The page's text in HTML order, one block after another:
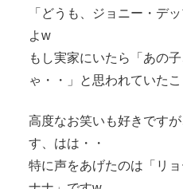
「どうも、ジョニー・デ
よw
もし実家にいたら「あの
ゃ・・」と思われていた
高度なお笑いも好きです
す、はは・・
特に声をあげたのは「リ